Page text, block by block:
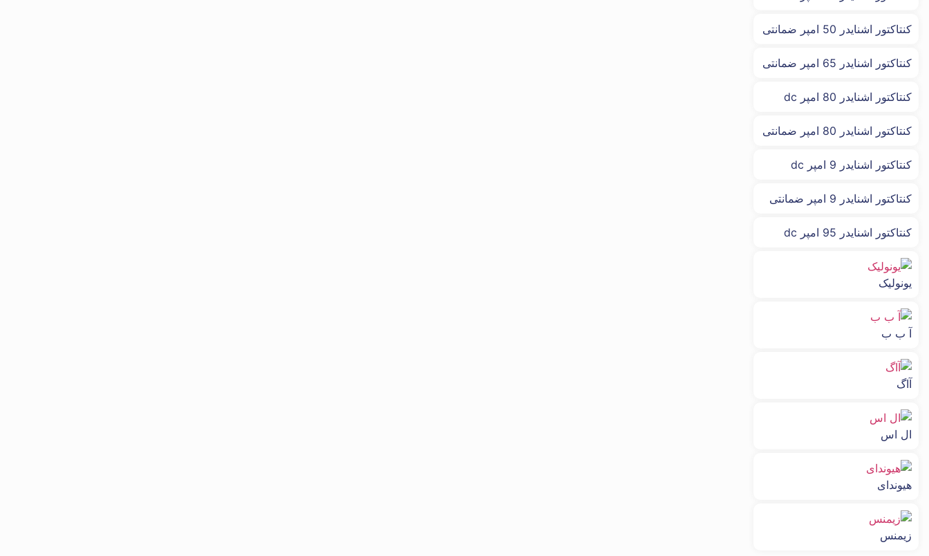
کنتاکتور اشنایدر 50 امپر ضمانتی
کنتاکتور اشنایدر 65 امپر ضمانتی
کنتاکتور اشنایدر 80 امپر dc
کنتاکتور اشنایدر 80 امپر ضمانتی
کنتاکتور اشنایدر 9 امپر dc
کنتاکتور اشنایدر 9 امپر ضمانتی
کنتاکتور اشنایدر 95 امپر dc
یونولیک
آ ب ب
آاگ
ال اس
هیوندای
زیمنس